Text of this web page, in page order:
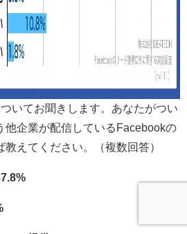
いてお聞きします。あなたがつい
他企業が配信しているFacebookの
えてください。（複数回答）